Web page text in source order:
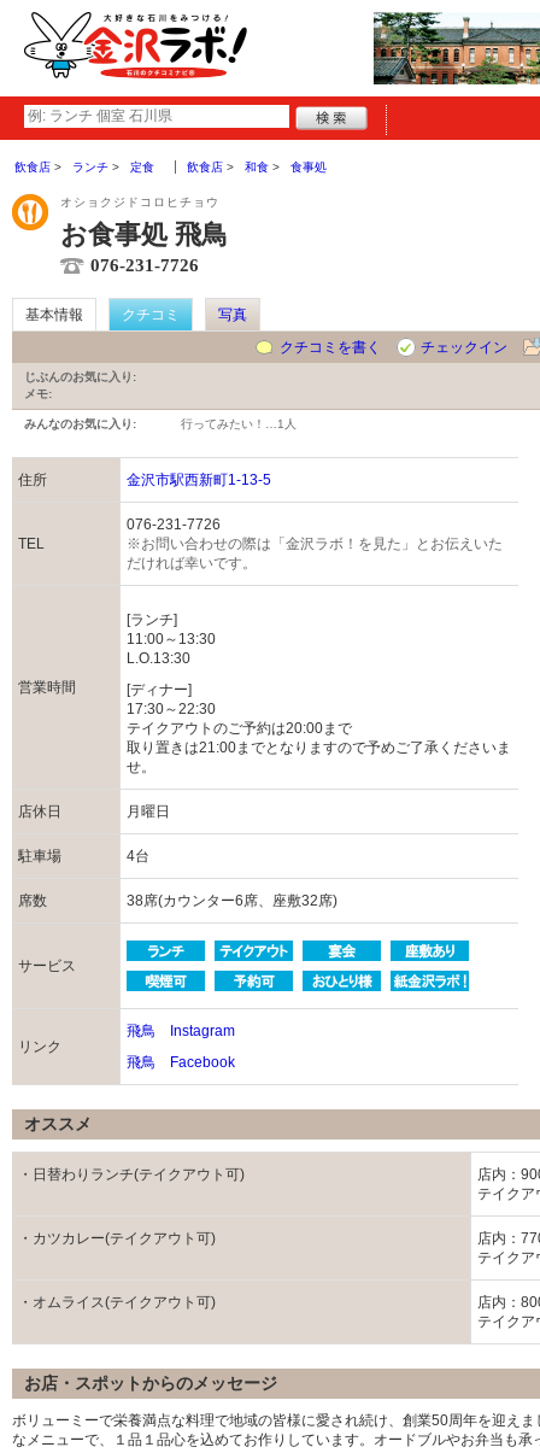
飲食店 ランチ 定食 飲食店 和食 食事処
オショクジドコロヒチョウ
お食事処 飛鳥
076-231-7726
基本情報 クチコミ
写真
クチコミを書く
チェックイン
じぶんのお気に入り:
メモ:
みんなのお気に入り: 行ってみたい！… 1人
住所 金沢市駅西新町1-13-5
TEL
076-231-7726
※お問い合わせの際は「金沢ラボ！を見た」とお伝えいた
だければ幸いです。
営業時間
[ランチ]
11:00～13:30
L.O.13:30
[ディナー]
17:30～22:30
テイクアウトのご予約は20:00まで
取り置きは21:00までとなりますので予めご了承くださいま
せ。
店休日 月曜日
駐車場 4台
席数 38席(カウンター6席、座敷32席)
サービス
リンク
飛鳥 Instagram
飛鳥 Facebook
オススメ
・日替わりランチ(テイクアウト可)
店内：
テイクア
・カツカレー(テイクアウト可)
店内：
テイクア
・オムライス(テイクアウト可)
店内：
テイクア
お店・スポットからのメッセージ
ボリューミーで栄養満点な料理で地域の皆様に愛され続け、創業50周年を迎え
なメニューで、１品１品心を込めてお作りしています。オードブルやお弁当も